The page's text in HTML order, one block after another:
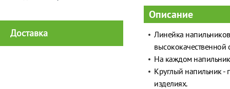
Доставка
Описание
Линейка
высококачественной
На каждом
Круглый напильник -
изделиях.